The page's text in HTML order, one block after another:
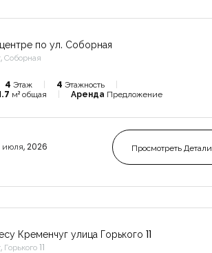
по ул. Соборная
Соборная
4 Этаж 4 Этажность
м² общая Аренда Предложение
июля, 2026 Просмотреть Детали
Кременчуг улица Горького 11
11